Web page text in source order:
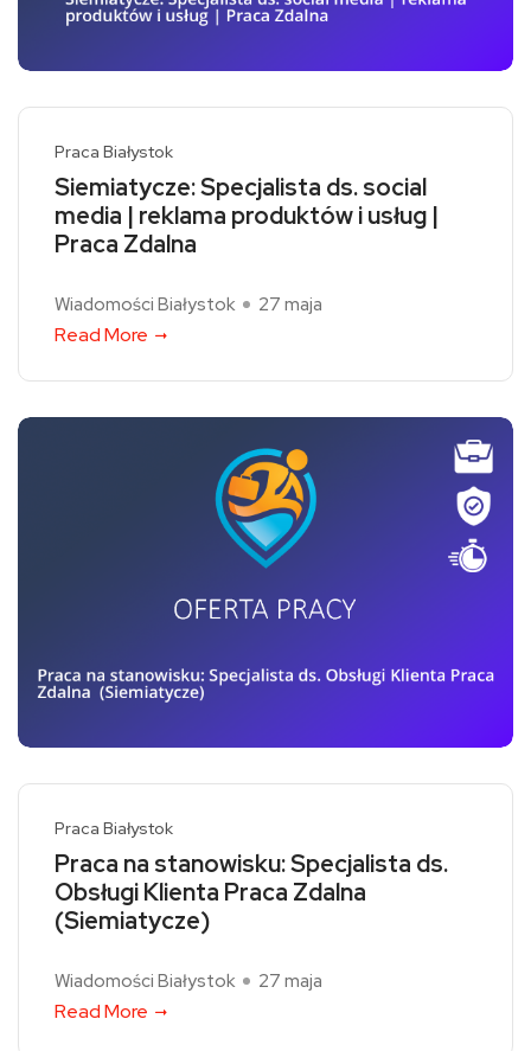
Praca Białystok
Siemiatycze: Specjalista ds. social
media | reklama produktów i usług |
Praca Zdalna
Wiadomości Białystok 27 maja
Read More
Praca Białystok
Praca na stanowisku: Specjalista ds.
Obsługi Klienta Praca Zdalna
(Siemiatycze)
Wiadomości Białystok 27 maja
Read More